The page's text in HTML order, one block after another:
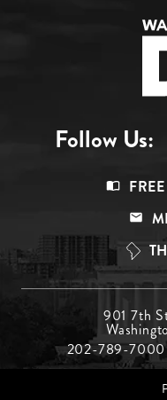
Follow Us:
Top
Menu
Middle
901 7th
202-789-7000